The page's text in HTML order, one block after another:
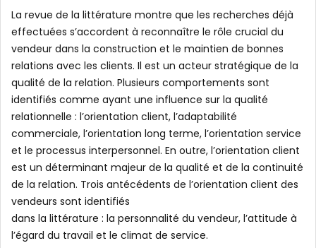
La revue de la littérature montre que les recherches déjà
effectuées s’accordent à reconnaître le rôle crucial du
vendeur dans la construction et le maintien de bonnes
relations avec les clients. Il est un acteur stratégique de la
qualité de la relation. Plusieurs comportements sont
identifiés comme ayant une influence sur la qualité
relationnelle : l’orientation client, l’adaptabilité
commerciale, l’orientation long terme, l’orientation service
et le processus interpersonnel. En outre, l’orientation client
est un déterminant majeur de la qualité et de la continuité
de la relation. Trois antécédents de l’orientation client des
vendeurs sont identifiés
dans la littérature : la personnalité du vendeur, l’attitude à
l’égard du travail et le climat de service.